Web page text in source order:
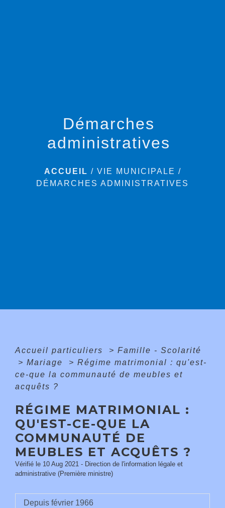
Démarches
administratives
ACCUEIL / VIE MUNICIPALE /
DÉMARCHES ADMINISTRATIVES
Accueil particuliers > Famille - Scolarité
> Mariage > Régime matrimonial : qu'est-
ce-que la communauté de meubles et
acquêts ?
RÉGIME MATRIMONIAL :
QU'EST-CE-QUE LA
COMMUNAUTÉ DE
MEUBLES ET ACQUÊTS ?
Vérifié le 10 Aug 2021 - Direction de l'information légale et
administrative (Première ministre)
Depuis février 1966